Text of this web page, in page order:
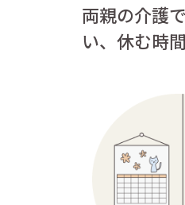
両親の介護
い、 休む時